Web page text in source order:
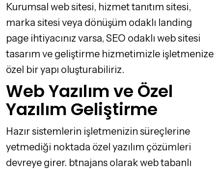
Kurumsal web sitesi, hizmet tanıtım sitesi,
marka sitesi veya dönüşüm odaklı landing
page ihtiyacınız varsa, SEO odaklı web sitesi
tasarım ve geliştirme hizmetimizle işletmenize
özel bir yapı oluşturabiliriz.
Web Yazılım ve Özel
Yazılım Geliştirme
Hazır sistemlerin işletmenizin süreçlerine
yetmediği noktada özel yazılım çözümleri
devreye girer. btnajans olarak web tabanlı